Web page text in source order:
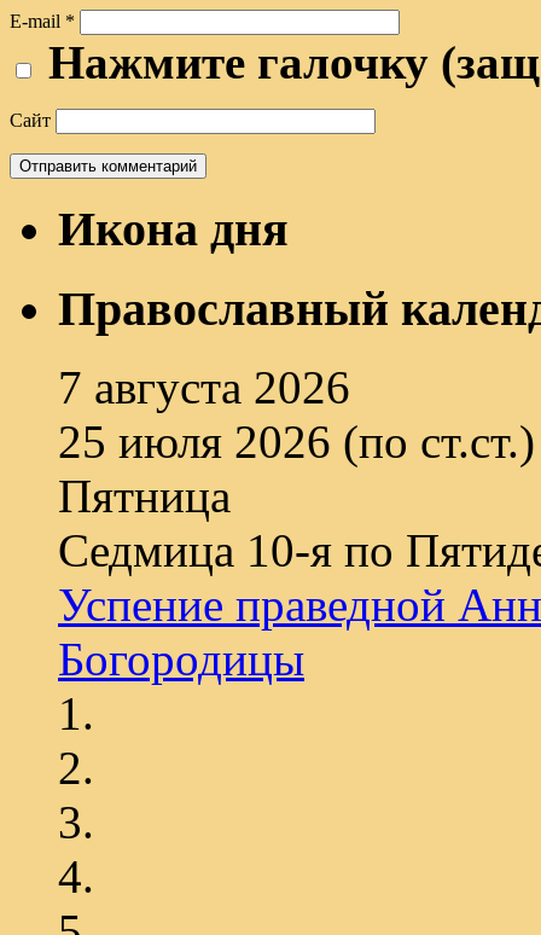
E-mail *
Нажмите галочку
Сайт
Икона дня
Православный
7 августа 2026
25 июля 2026 (по ст.ст.)
Пятница
Седмица 10-я по
Успение праведной
Богородицы